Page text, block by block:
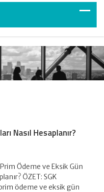
Nasıl Hesaplanır?
Ödeme ve Eksik Gün
ÖZET: SGK
ödeme ve eksik gün